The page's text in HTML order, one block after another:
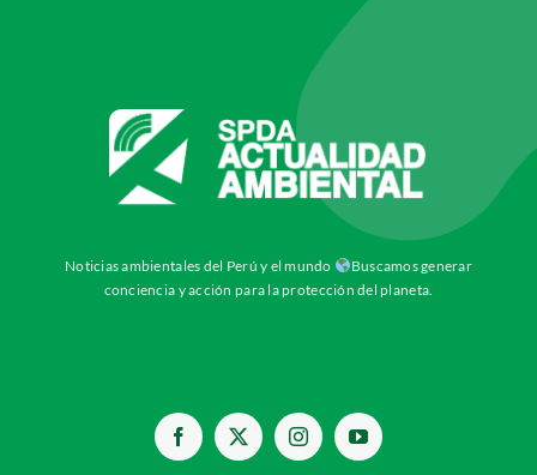
Noticias ambientales del Perú y el mundo
Buscamos generar
conciencia y acción para la protección del planeta.